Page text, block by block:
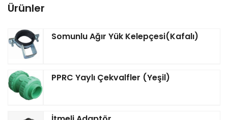
Ürünler
Somunlu Ağır Yük Kelepçesi(Kafalı)
PPRC Yaylı Çekvalfler (Yeşil)